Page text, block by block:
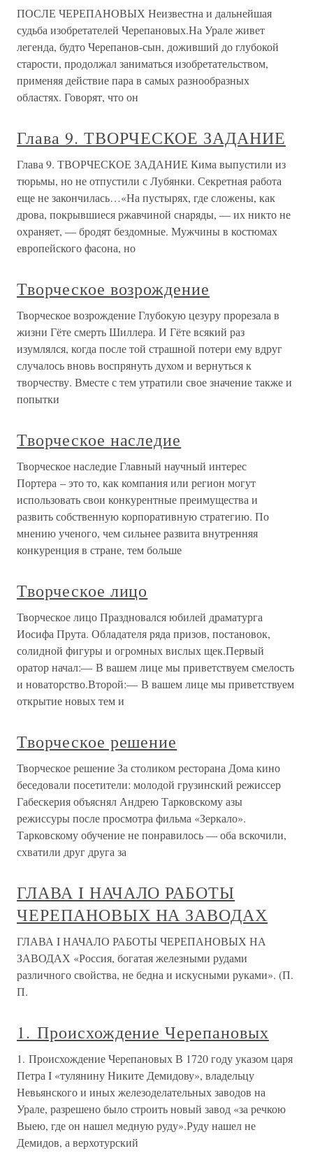
ПОСЛЕ ЧЕРЕПАНОВЫХ Неизвестна и дальнейшая
судьба изобретателей Черепановых.На Урале живет
легенда, будто Черепанов-сын, доживший до глубокой
старости, продолжал заниматься изобретательством,
применяя действие пара в самых разнообразных
областях. Говорят, что он
Глава 9. ТВОРЧЕСКОЕ ЗАДАНИЕ
Глава 9. ТВОРЧЕСКОЕ ЗАДАНИЕ Кима выпустили из
тюрьмы, но не отпустили с Лубянки. Секретная работа
еще не закончилась…«На пустырях, где сложены, как
дрова, покрывшиеся ржавчиной снаряды, — их никто не
охраняет, — бродят бездомные. Мужчины в костюмах
европейского фасона, но
Творческое возрождение
Творческое возрождение Глубокую цезуру прорезала в
жизни Гёте смерть Шиллера. И Гёте всякий раз
изумлялся, когда после той страшной потери ему вдруг
случалось вновь воспрянуть духом и вернуться к
творчеству. Вместе с тем утратили свое значение также и
попытки
Творческое наследие
Творческое наследие Главный научный интерес
Портера – это то, как компания или регион могут
использовать свои конкурентные преимущества и
развить собственную корпоративную стратегию. По
мнению ученого, чем сильнее развита внутренняя
конкуренция в стране, тем больше
Творческое лицо
Творческое лицо Праздновался юбилей драматурга
Иосифа Прута. Обладателя ряда призов, постановок,
солидной фигуры и огромных вислых щек.Первый
оратор начал:— В вашем лице мы приветствуем смелость
и новаторство.Второй:— В вашем лице мы приветствуем
открытие новых тем и
Творческое решение
Творческое решение За столиком ресторана Дома кино
беседовали посетители: молодой грузинский режиссер
Габескерия объяснял Андрею Тарковскому азы
режиссуры после просмотра фильма «Зеркало».
Тарковскому обучение не понравилось — оба вскочили,
схватили друг друга за
ГЛАВА I НАЧАЛО РАБОТЫ
ЧЕРЕПАНОВЫХ НА ЗАВОДАХ
ГЛАВА I НАЧАЛО РАБОТЫ ЧЕРЕПАНОВЫХ НА
ЗАВОДАХ «Россия, богатая железными рудами
различного свойства, не бедна и искусными руками». (П.
П.
1. Происхождение Черепановых
1. Происхождение Черепановых В 1720 году указом царя
Петра I «тулянину Никите Демидову», владельцу
Невьянского и иных железоделательных заводов на
Урале, разрешено было строить новый завод «за речкою
Выею, где он нашел медную руду».Руду нашел не
Демидов, а верхотурский